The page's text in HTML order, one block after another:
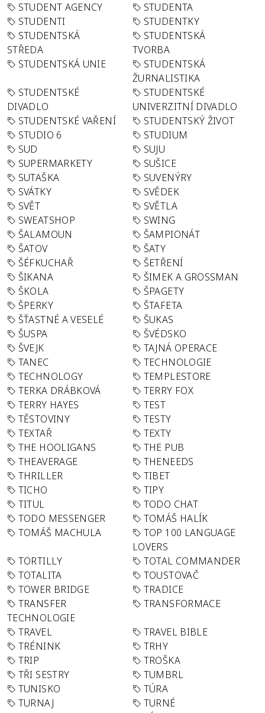
STUDENT AGENCY
STUDENTA
STUDENTI
STUDENTKY
STUDENTSKÁ
STŘEDA
STUDENTSKÁ
TVORBA
STUDENTSKÁ UNIE
STUDENTSKÁ
ŽURNALISTIKA
STUDENTSKÉ
DIVADLO
STUDENTSKÉ
UNIVERZITNÍ DIVADLO
STUDENTSKÉ VAŘENÍ
STUDENTSKÝ ŽIVOT
STUDIO 6
STUDIUM
SUD
SUJU
SUPERMARKETY
SUŠICE
SUTAŠKA
SUVENÝRY
SVÁTKY
SVĚDEK
SVĚT
SVĚTLA
SWEATSHOP
SWING
ŠALAMOUN
ŠAMPIONÁT
ŠATOV
ŠATY
ŠÉFKUCHAŘ
ŠETŘENÍ
ŠIKANA
ŠIMEK A GROSSMAN
ŠKOLA
ŠPAGETY
ŠPERKY
ŠTAFETA
ŠŤASTNÉ A VESELÉ
ŠUKAS
ŠUSPA
ŠVÉDSKO
ŠVEJK
TAJNÁ OPERACE
TANEC
TECHNOLOGIE
TECHNOLOGY
TEMPLESTORE
TERKA DRÁBKOVÁ
TERRY FOX
TERRY HAYES
TEST
TĚSTOVINY
TESTY
TEXTAŘ
TEXTY
THE HOOLIGANS
THE PUB
THEAVERAGE
THENEEDS
THRILLER
TIBET
TICHO
TIPY
TITUL
TODO CHAT
TODO MESSENGER
TOMÁŠ HALÍK
TOMÁŠ MACHULA
TOP 100 LANGUAGE
LOVERS
TORTILLY
TOTAL COMMANDER
TOTALITA
TOUSTOVAČ
TOWER BRIDGE
TRADICE
TRANSFER
TECHNOLOGIE
TRANSFORMACE
TRAVEL
TRAVEL BIBLE
TRÉNINK
TRHY
TRIP
TROŠKA
TŘI SESTRY
TUMBRL
TUNISKO
TÚRA
TURNAJ
TURNÉ